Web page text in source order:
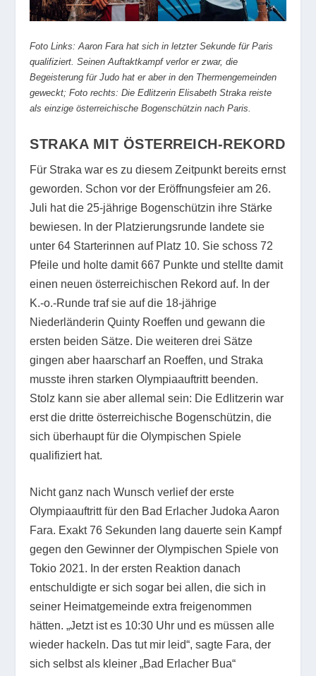
Foto Links: Aaron Fara hat sich in letzter Sekunde für Paris
qualifiziert. Seinen Auftaktkampf verlor er zwar, die
Begeisterung für Judo hat er aber in den Thermengemeinden
geweckt; Foto rechts: Die Edlitzerin Elisabeth Straka reiste
als einzige österreichische Bogenschützin nach Paris.
STRAKA MIT ÖSTERREICH-REKORD
Für Straka war es zu diesem Zeitpunkt bereits ernst
geworden. Schon vor der Eröffnungsfeier am 26.
Juli hat die 25-jährige Bogenschützin ihre Stärke
bewiesen. In der Platzierungsrunde landete sie
unter 64 Starterinnen auf Platz 10. Sie schoss 72
Pfeile und holte damit 667 Punkte und stellte damit
einen neuen österreichischen Rekord auf. In der
K.-o.-Runde traf sie auf die 18-jährige
Niederländerin Quinty Roeffen und gewann die
ersten beiden Sätze. Die weiteren drei Sätze
gingen aber haarscharf an Roeffen, und Straka
musste ihren starken Olympiaauftritt beenden.
Stolz kann sie aber allemal sein: Die Edlitzerin war
erst die dritte österreichische Bogenschützin, die
sich überhaupt für die Olympischen Spiele
qualifiziert hat.
Nicht ganz nach Wunsch verlief der erste
Olympiaauftritt für den Bad Erlacher Judoka Aaron
Fara. Exakt 76 Sekunden lang dauerte sein Kampf
gegen den Gewinner der Olympischen Spiele von
Tokio 2021. In der ersten Reaktion danach
entschuldigte er sich sogar bei allen, die sich in
seiner Heimatgemeinde extra freigenommen
hätten. „Jetzt ist es 10:30 Uhr und es müssen alle
wieder hackeln. Das tut mir leid“, sagte Fara, der
sich selbst als kleiner „Bad Erlacher Bua“